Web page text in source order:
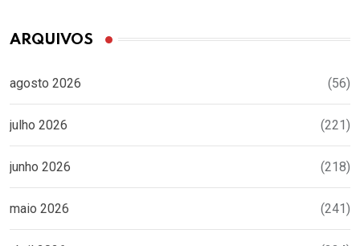
ARQUIVOS
agosto 2026 (56)
julho 2026 (221)
junho 2026 (218)
maio 2026 (241)